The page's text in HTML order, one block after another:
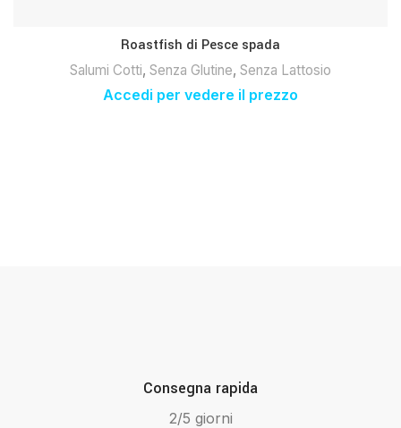
Roastfish di Pesce spada
Salumi Cotti, Senza Glutine, Senza Lattosio
Accedi per vedere il prezzo
Consegna rapida
2/5 giorni